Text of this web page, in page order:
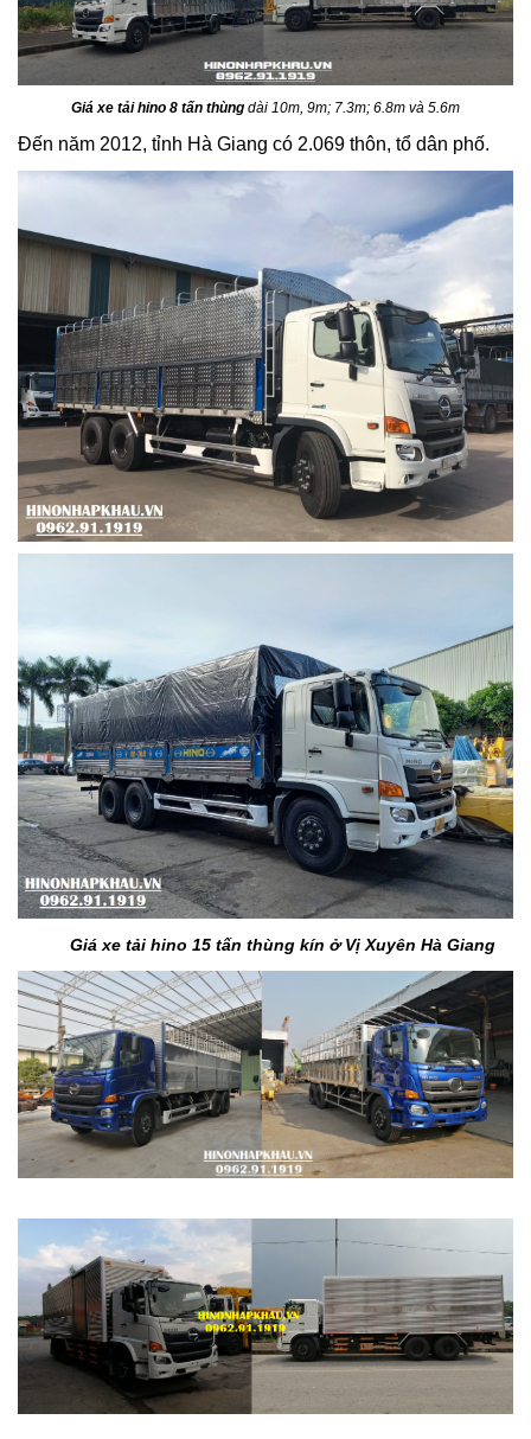
Giá xe tải hino 8 tấn thùng dài 10m, 9m; 7.3m; 6.8m và 5.6m
Đến năm 2012, tỉnh Hà Giang có 2.069 thôn, tổ dân phố.
Giá xe tải hino 15 tấn thùng kín ở Vị Xuyên Hà Giang